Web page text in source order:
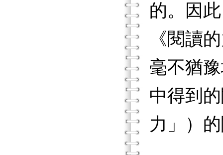
的。因
《閱讀
毫不猶
中得到
力」）